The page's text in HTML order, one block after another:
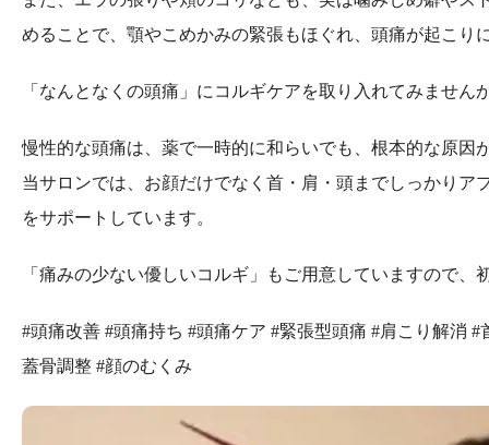
めることで、顎やこめかみの緊張もほぐれ、頭痛が起こり
「なんとなくの頭痛」にコルギケアを取り入れてみません
慢性的な頭痛は、薬で一時的に和らいでも、根本的な原因
当サロンでは、お顔だけでなく首・肩・頭までしっかり
をサポートしています。
「痛みの少ない優しいコルギ」もご用意していますので
#頭痛改善 #頭痛持ち #頭痛ケア #緊張型頭痛 #肩こり解消
蓋骨調整 #顔のむくみ